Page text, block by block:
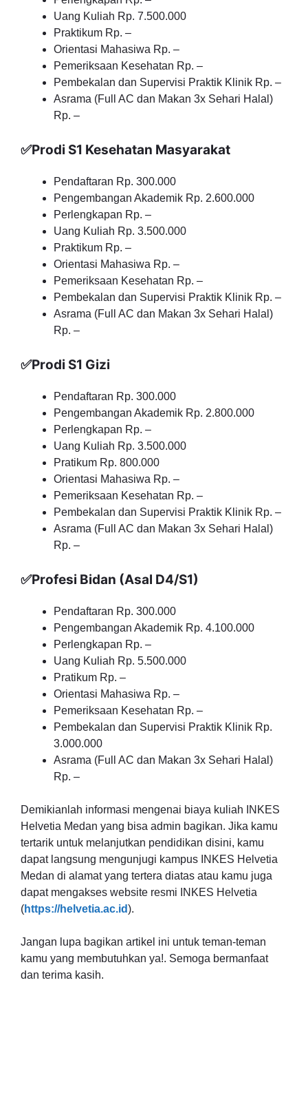
Uang Kuliah Rp. 7.500.000
Praktikum Rp. –
Orientasi Mahasiwa Rp. –
Pemeriksaan Kesehatan Rp. –
Pembekalan dan Supervisi Praktik Klinik Rp. –
Asrama (Full AC dan Makan 3x Sehari Halal)
Rp. –
✅Prodi S1 Kesehatan Masyarakat
Pendaftaran Rp. 300.000
Pengembangan Akademik Rp. 2.600.000
Perlengkapan Rp. –
Uang Kuliah Rp. 3.500.000
Praktikum Rp. –
Orientasi Mahasiwa Rp. –
Pemeriksaan Kesehatan Rp. –
Pembekalan dan Supervisi Praktik Klinik Rp. –
Asrama (Full AC dan Makan 3x Sehari Halal)
Rp. –
✅Prodi S1 Gizi
Pendaftaran Rp. 300.000
Pengembangan Akademik Rp. 2.800.000
Perlengkapan Rp. –
Uang Kuliah Rp. 3.500.000
Pratikum Rp. 800.000
Orientasi Mahasiwa Rp. –
Pemeriksaan Kesehatan Rp. –
Pembekalan dan Supervisi Praktik Klinik Rp. –
Asrama (Full AC dan Makan 3x Sehari Halal)
Rp. –
✅Profesi Bidan (Asal D4/S1)
Pendaftaran Rp. 300.000
Pengembangan Akademik Rp. 4.100.000
Perlengkapan Rp. –
Uang Kuliah Rp. 5.500.000
Pratikum Rp. –
Orientasi Mahasiwa Rp. –
Pemeriksaan Kesehatan Rp. –
Pembekalan dan Supervisi Praktik Klinik Rp.
3.000.000
Asrama (Full AC dan Makan 3x Sehari Halal)
Rp. –
Demikianlah informasi mengenai biaya kuliah INKES
Helvetia Medan yang bisa admin bagikan. Jika kamu
tertarik untuk melanjutkan pendidikan disini, kamu
dapat langsung mengunjugi kampus INKES Helvetia
Medan di alamat yang tertera diatas atau kamu juga
dapat mengakses website resmi INKES Helvetia
(https://helvetia.ac.id).
Jangan lupa bagikan artikel ini untuk teman-teman
kamu yang membutuhkan ya!. Semoga bermanfaat
dan terima kasih.